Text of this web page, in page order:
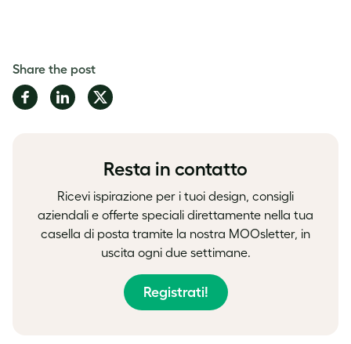
Share the post
Share
on
Share
on
Share
on
Resta in contatto
Ricevi ispirazione per i tuoi design, consigli
aziendali e offerte speciali direttamente nella tua
casella di posta tramite la nostra MOOsletter, in
uscita ogni due settimane.
Registrati!